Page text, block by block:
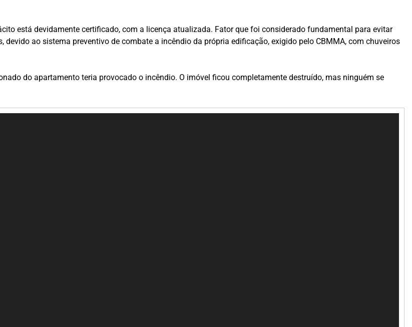
está devidamente certificado, com a licença atualizada. Fator que foi considerado fundamental para evitar
ao sistema preventivo de combate a incêndio da própria edificação, exigido pelo CBMMA, com chuveiros
do apartamento teria provocado o incêndio. O imóvel ficou completamente destruído, mas ninguém se